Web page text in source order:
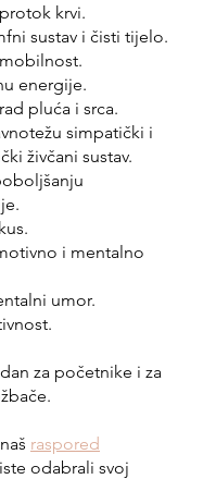
krvi.
sustav i čisti tijelo.
energije.
pluća i srca.
simpatički i
živčani sustav.
i mentalno
umor.
za početnike i za
raspored
odabrali svoj